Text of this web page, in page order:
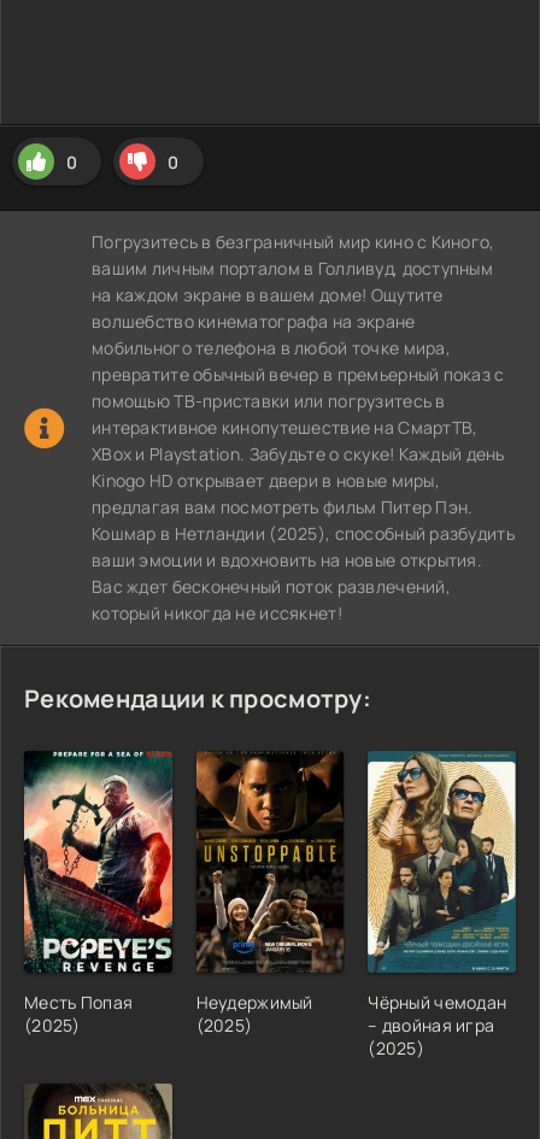
0 0
Погрузитесь в безграничный мир кино с Киного,
вашим личным порталом в Голливуд, доступным
на каждом экране в вашем доме! Ощутите
волшебство кинематографа на экране
мобильного телефона в любой точке мира,
превратите обычный вечер в премьерный показ с
помощью ТВ-приставки или погрузитесь в
интерактивное кинопутешествие на СмартТВ,
XBox и Playstation. Забудьте о скуке! Каждый день
Kinogo HD открывает двери в новые миры,
предлагая вам посмотреть фильм Питер Пэн.
Кошмар в Нетландии (2025), способный разбудить
ваши эмоции и вдохновить на новые открытия.
Вас ждет бесконечный поток развлечений,
который никогда не иссякнет!
Рекомендации к просмотру:
Месть Попая
(2025)
Неудержимый
(2025)
Чёрный чемодан
– двойная игра
(2025)